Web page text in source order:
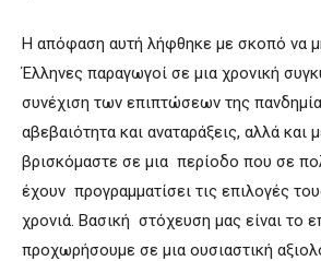
Η απόφαση αυτή λήφθηκε με σκοπό να
Έλληνες παραγωγοί σε μια χρονική
συνέχιση των επιπτώσεων της
αβεβαιότητα και αναταράξεις, αλλά και
βρισκόμαστε σε μια περίοδο που σε
έχουν προγραμματίσει τις επιλογές
χρονιά. Βασική στόχευση μας είναι το
προχωρήσουμε σε μια ουσιαστική